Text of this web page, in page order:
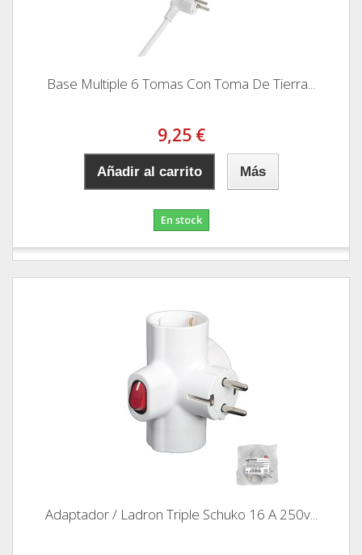
Base Multiple 6 Tomas Con Toma De Tierra...
9,25 €
Añadir al carrito Más
En stock
Adaptador / Ladron Triple Schuko 16 A 250v...